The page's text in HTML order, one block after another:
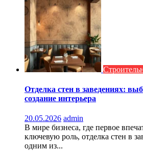
Отделка стен в заведениях:
создание интерьера
20.05.2026 admin
В мире бизнеса, где первое
ключевую роль, отделка стен в
одним из...